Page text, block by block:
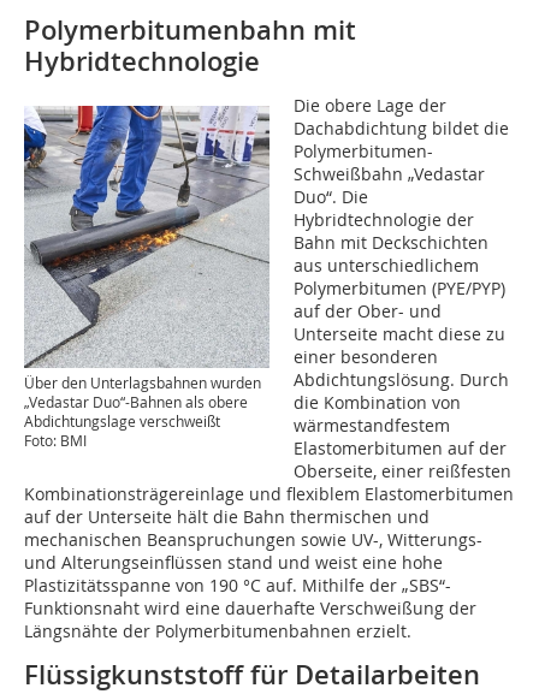
Polymerbitumenbahn mit
Hybridtechnologie
Über den Unterlagsbahnen wurden
„Vedastar Duo“-Bahnen als obere
Abdichtungslage verschweißt
Foto: BMI
Die obere Lage der
Dachabdichtung bildet die
Polymerbitumen-
Schweißbahn „Vedastar
Duo“. Die
Hybridtechnologie der
Bahn mit Deckschichten
aus unterschiedlichem
Polymerbitumen (PYE/PYP)
auf der Ober- und
Unterseite macht diese zu
einer besonderen
Abdichtungslösung. Durch
die Kombination von
wärmestandfestem
Elastomerbitumen auf der
Oberseite, einer reißfesten
Kombinationsträgereinlage und flexiblem Elastomerbitumen
auf der Unterseite hält die Bahn thermischen und
mechanischen Beanspruchungen sowie UV-, Witterungs-
und Alterungseinflüssen stand und weist eine hohe
Plastizitätsspanne von 190 °C auf. Mithilfe der „SBS“-
Funktionsnaht wird eine dauerhafte Verschweißung der
Längsnähte der Polymerbitumenbahnen erzielt.
Flüssigkunststoff für Detailarbeiten